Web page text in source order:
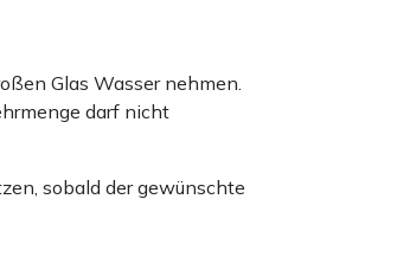
Glas Wasser nehmen.
darf nicht
sobald der gewünschte